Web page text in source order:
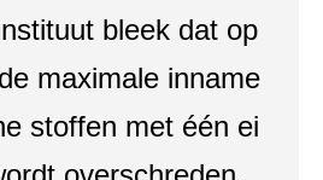
bleek dat op
maximale inname
stoffen met één ei